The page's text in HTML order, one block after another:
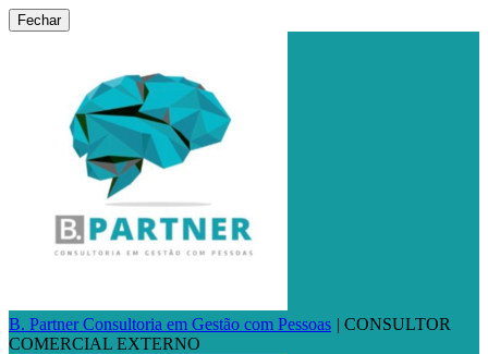
Fechar
B. Partner Consultoria em Gestão com Pessoas | CONSULTOR
COMERCIAL EXTERNO